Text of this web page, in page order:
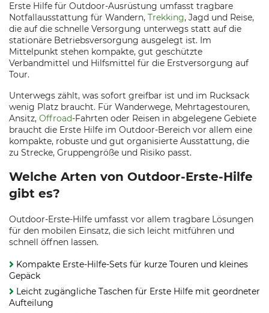
Erste Hilfe für Outdoor-Ausrüstung umfasst tragbare
Notfallausstattung für Wandern, Trekking, Jagd und Reise,
die auf die schnelle Versorgung unterwegs statt auf die
stationäre Betriebsversorgung ausgelegt ist. Im
Mittelpunkt stehen kompakte, gut geschützte
Verbandmittel und Hilfsmittel für die Erstversorgung auf
Tour.
Unterwegs zählt, was sofort greifbar ist und im Rucksack
wenig Platz braucht. Für Wanderwege, Mehrtagestouren,
Ansitz, Offroad-Fahrten oder Reisen in abgelegene Gebiete
braucht die Erste Hilfe im Outdoor-Bereich vor allem eine
kompakte, robuste und gut organisierte Ausstattung, die
zu Strecke, Gruppengröße und Risiko passt.
Welche Arten von Outdoor-Erste-Hilfe
gibt es?
Outdoor-Erste-Hilfe umfasst vor allem tragbare Lösungen
für den mobilen Einsatz, die sich leicht mitführen und
schnell öffnen lassen.
Kompakte Erste-Hilfe-Sets für kurze Touren und kleines
Gepäck
Leicht zugängliche Taschen für Erste Hilfe mit geordneter
Aufteilung